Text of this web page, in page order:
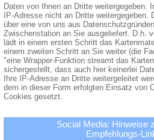
Daten von Ihnen an Dritte weitergegeben.
IP-Adresse nicht an Dritte weitergegeben.
über eine von uns aus
Zwischenstation an Sie ausgeliefert. D.h.
lädt in einem ersten Schritt das
einem zweiten Schritt an Sie weiter (die
"eine Wrapper-Funktion streamt das
sichergestellt, dass auch hier keinerlei
Ihre IP-Adresse an Dritte weitergeleitet
dem in dieser Form erfolgten Einsatz von
Cookies gesetzt.
Social Media: Hinweise
Empfehlungs-